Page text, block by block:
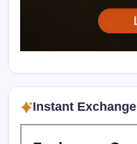
Instant Exchange